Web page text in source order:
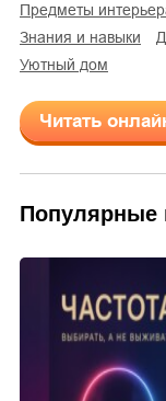
предметы
знания и навыки
уютный дом
Читать
Популярные